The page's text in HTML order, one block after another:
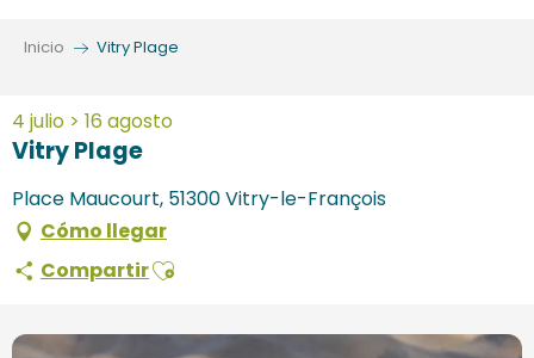
Inicio Vitry Plage
4 julio > 16 agosto
Vitry Plage
Place Maucourt, 51300 Vitry-le-François
Cómo llegar
CompartirAjouter aux favoris